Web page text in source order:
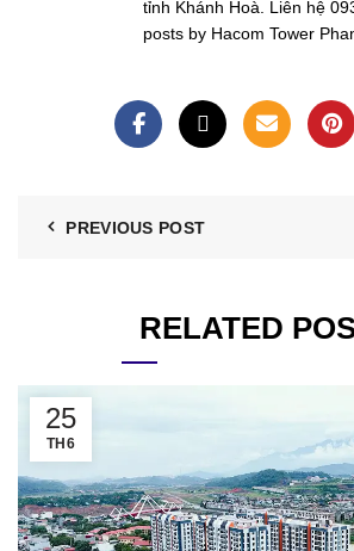
tỉnh Khánh Hoà. Liên hệ
posts by Hacom Tower
PREVIOUS POST
RELATED
25
TH6